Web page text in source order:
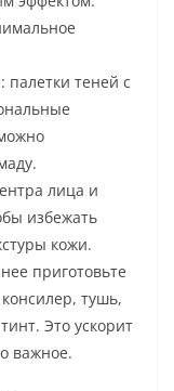
теней с
лица и
избежать
кожи.
приготовьте
тушь,
Это ускорит
важное.